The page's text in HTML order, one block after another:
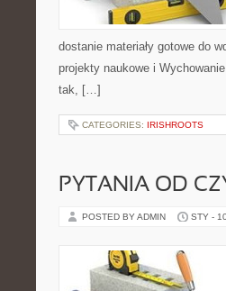
dostanie materiały gotowe do
projekty naukowe i
tak, […]
CATEGORIES: IRISHROOTS
PYTANIA OD
POSTED BY ADMIN STY -